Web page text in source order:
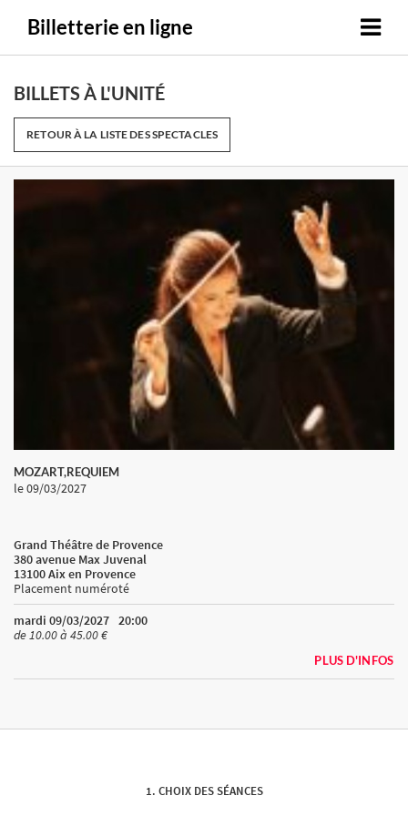
Billetterie en ligne
BILLETS À L'UNITÉ
RETOUR À LA LISTE DES SPECTACLES
MOZART,REQUIEM
le 09/03/2027
Grand Théâtre de Provence
380 avenue Max Juvenal
13100 Aix en Provence
Placement numéroté
mardi 09/03/2027 20:00
de 10.00 à 45.00 €
PLUS D'INFOS
CHOIX DES SÉANCES